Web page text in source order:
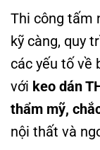
Thi công tấm
kỹ càng, quy
các yếu tố về
với keo dán
thẩm mỹ,
nội thất và